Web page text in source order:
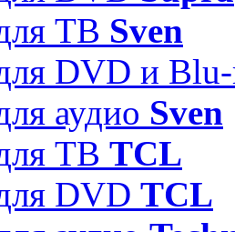
ТВ Sven
DVD и
аудио Sven
ТВ TCL
DVD TCL